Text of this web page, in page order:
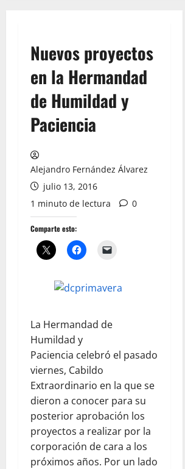
Nuevos proyectos
en la Hermandad
de Humildad y
Paciencia
Alejandro Fernández Álvarez
julio 13, 2016
1 minuto de lectura
0
Comparte esto:
La Hermandad de
Humildad y
Paciencia celebró el pasado
viernes, Cabildo
Extraordinario en la que se
dieron a conocer para su
posterior aprobación los
proyectos a realizar por la
corporación de cara a los
próximos años. Por un lado